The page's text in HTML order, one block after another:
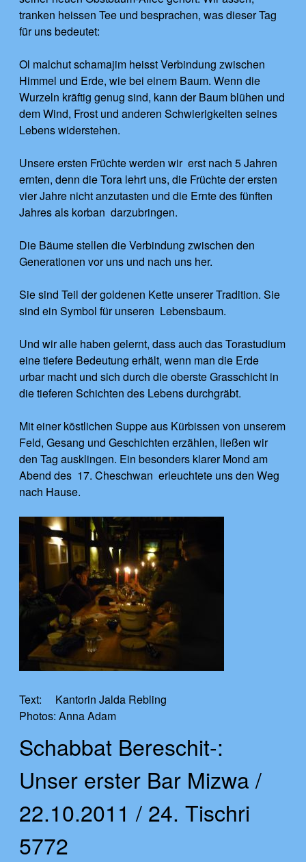
tranken heissen Tee und besprachen, was dieser Tag
für uns bedeutet:
Ol malchut schamajim heisst Verbindung zwischen
Himmel und Erde, wie bei einem Baum. Wenn die
Wurzeln kräftig genug sind, kann der Baum blühen und
dem Wind, Frost und anderen Schwierigkeiten seines
Lebens widerstehen.
Unsere ersten Früchte werden wir erst nach 5 Jahren
ernten, denn die Tora lehrt uns, die Früchte der ersten
vier Jahre nicht anzutasten und die Ernte des fünften
Jahres als korban darzubringen.
Die Bäume stellen die Verbindung zwischen den
Generationen vor uns und nach uns her.
Sie sind Teil der goldenen Kette unserer Tradition. Sie
sind ein Symbol für unseren Lebensbaum.
Und wir alle haben gelernt, dass auch das Torastudium
eine tiefere Bedeutung erhält, wenn man die Erde
urbar macht und sich durch die oberste Grasschicht in
die tieferen Schichten des Lebens durchgräbt.
Mit einer köstlichen Suppe aus Kürbissen von unserem
Feld, Gesang und Geschichten erzählen, ließen wir
den Tag ausklingen. Ein besonders klarer Mond am
Abend des 17. Cheschwan erleuchtete uns den Weg
nach Hause.
Text: Kantorin Jalda Rebling
Photos: Anna Adam
Schabbat Bereschit-:
Unser erster Bar Mizwa /
22.10.2011 / 24. Tischri
5772